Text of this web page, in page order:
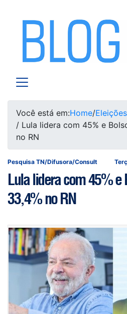
Você está em:Home/
/ Lula lidera com 45% e
no RN
Pesquisa TN/Difusora/Consult
Lula lidera com 45% e
33,4% no RN